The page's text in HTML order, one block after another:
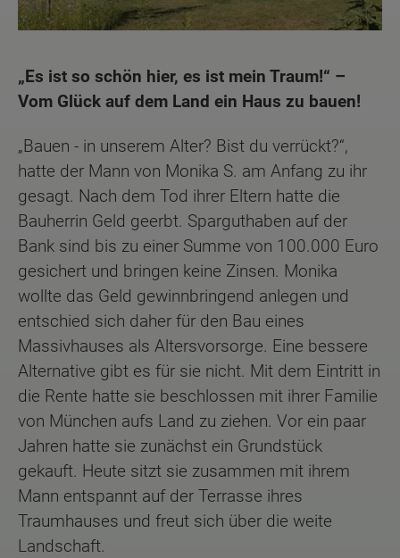
„Es ist so schön hier, es ist mein Traum!“ –
Vom Glück auf dem Land ein Haus zu bauen!
„Bauen - in unserem Alter? Bist du verrückt?“,
hatte der Mann von Monika S. am Anfang zu ihr
gesagt. Nach dem Tod ihrer Eltern hatte die
Bauherrin Geld geerbt. Sparguthaben auf der
Bank sind bis zu einer Summe von 100.000 Euro
gesichert und bringen keine Zinsen. Monika
wollte das Geld gewinnbringend anlegen und
entschied sich daher für den Bau eines
Massivhauses als Altersvorsorge. Eine bessere
Alternative gibt es für sie nicht. Mit dem Eintritt in
die Rente hatte sie beschlossen mit ihrer Familie
von München aufs Land zu ziehen. Vor ein paar
Jahren hatte sie zunächst ein Grundstück
gekauft. Heute sitzt sie zusammen mit ihrem
Mann entspannt auf der Terrasse ihres
Traumhauses und freut sich über die weite
Landschaft.